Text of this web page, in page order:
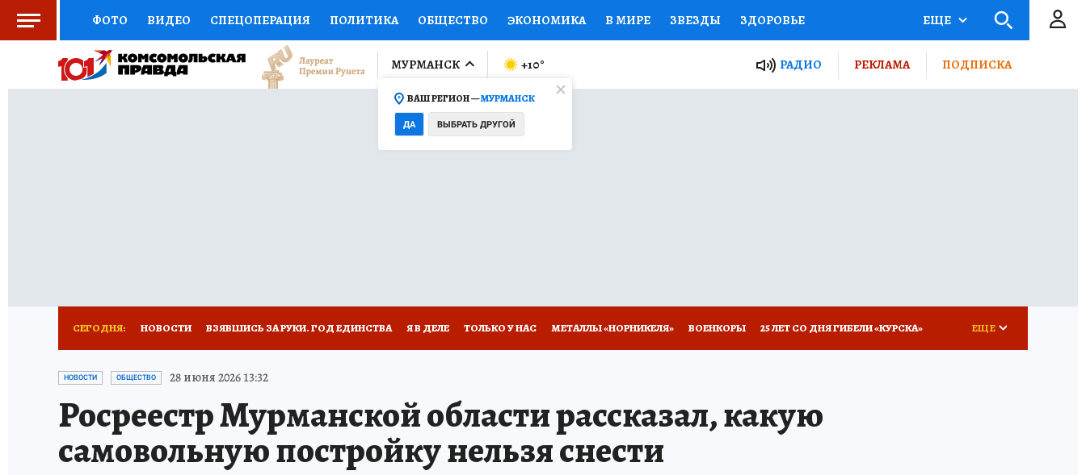
ФОТО ВИДЕО СПЕЦОПЕРАЦИЯ ПОЛИТИКА ОБЩЕСТВО ЭКОНОМИКА В МИРЕ ЗВЕЗДЫ ЗДОРОВЬЕ
СОЦПОДДЕРЖКА НАУКА СПОРТ КОЛУМНИСТЫ ПРОИСШЕСТВИЯ НАЦИОНАЛЬНЫЕ ПРОЕКТЫ РОССИИ
ОТКРЫВАЕМ МИР Я ЗНАЮ
ПРОМОКОДЫ СЕРИАЛЫ
ЕЩЕ
МУРМАНСК
ВАШ РЕГИОН —МУРМАНСК
ДА ВЫБРАТЬ ДРУГОЙ
+10° РАДИО РЕКЛАМА ПОДПИСКА
СЕГОДНЯ: НОВОСТИ ВЗЯВШИСЬ ЗА РУКИ. ГОД ЕДИНСТВА Я В ДЕЛЕ ТОЛЬКО У НАС МЕТАЛЛЫ «НОРНИКЕЛЯ» ВОЕНКОРЫ 25 ЛЕТ СО ДНЯ ГИБЕЛИ «КУРСКА»
УКРАИНА: СВОДКА КП В МАХ
ЗАПОВЕДНАЯ РОССИЯ ПРОИСШЕСТВИЯ АФИША ШКОЛА ЖУРНАЛИСТИКИ ИСПЫТАНО НА СЕБЕ
ЕЩЕ
НОВОСТИ ОБЩЕСТВО 28 июня 2026 13:32
Росреестр Мурманской области рассказал, какую
самовольную постройку нельзя снести